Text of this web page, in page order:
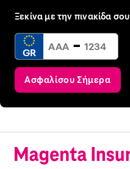
Ξεκίνα με την πινακίδα σου
GR -
Ασφαλίσου Σήμερα